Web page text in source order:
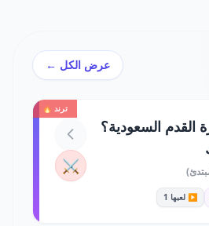
عرض الكل ←
ترند 🔥
القدم السعودية؟
▶️ لعبها 1
⚔️